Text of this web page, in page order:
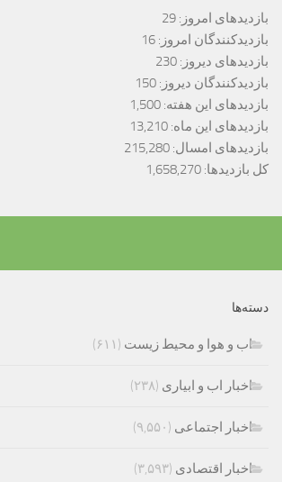
بازدیدهای امروز: 29
بازدیدکنندگان امروز: 16
بازدیدهای دیروز: 230
بازدیدکنندگان دیروز: 150
بازدیدهای این هفته: 1,500
بازدیدهای این ماه: 13,210
بازدیدهای امسال: 215,280
کل بازدیدها: 1,658,270
دسته‌ها
اب و هوا و محیط زیست (۶۱۱)
اخبار اب و ابیاری (۲۳۸)
اخبار اجتماعی (۹,۵۵۰)
اخبار اقتصادی (۳,۵۹۳)